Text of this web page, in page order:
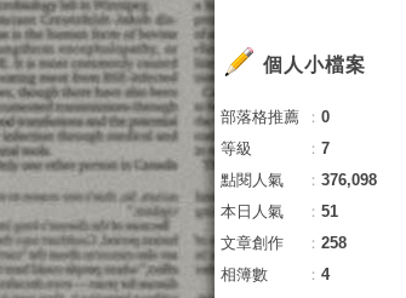
個人小檔案
部落格推薦 ： 0
等級
： 7
點閱人氣
： 376,098
本日人氣
： 51
文章創作
： 258
相簿數
： 4